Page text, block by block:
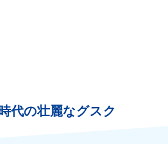
代の壮麗なグスク